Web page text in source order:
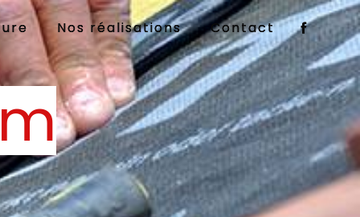
Nos réalisations Contact